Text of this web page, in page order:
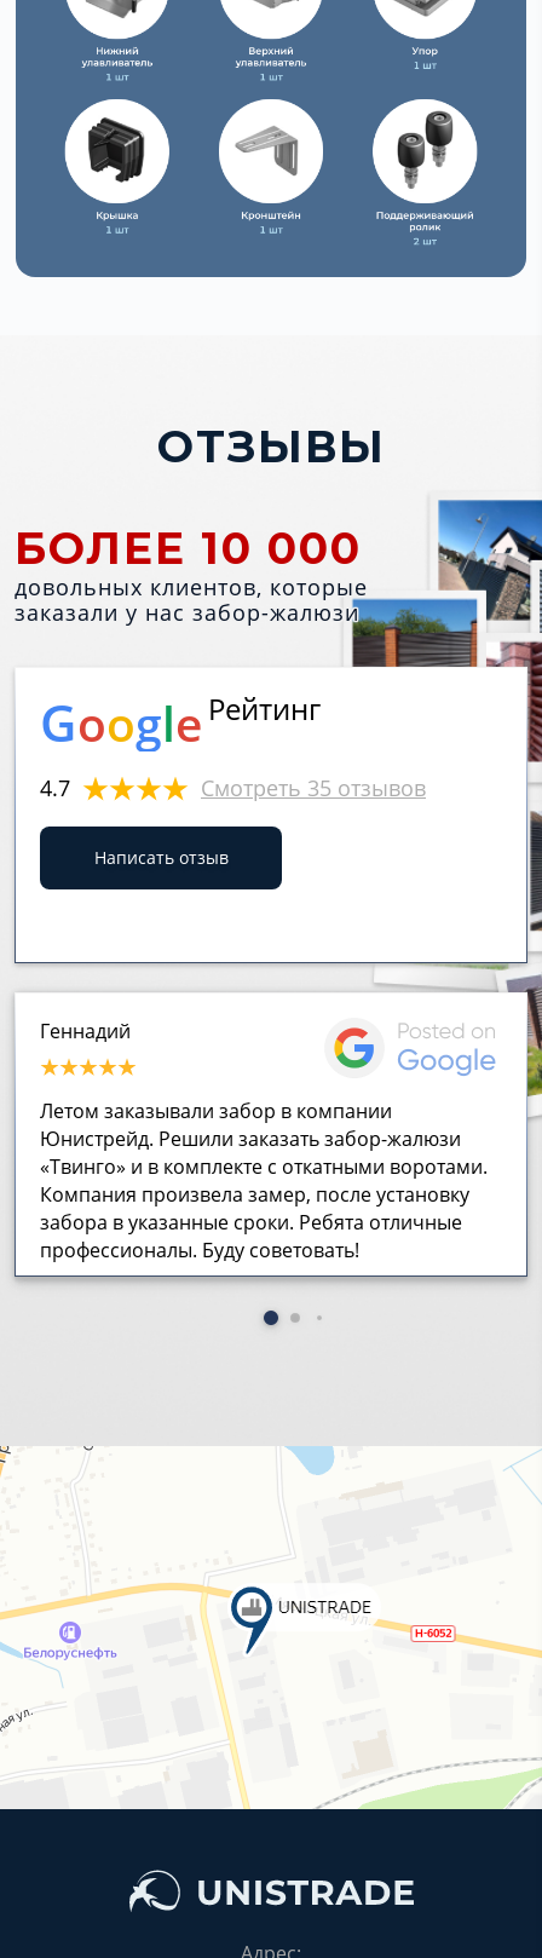
ОТЗЫВЫ
БОЛЕЕ 10 000
довольных клиентов, которые
заказали у нас забор-жалюзи
Google Рейтинг
4.7 Смотреть 35 отзывов
Написать отзыв
Геннадий
Летом заказывали забор в компании
Юнистрейд. Решили заказать забор-жалюзи
«Твинго» и в комплекте с откатными воротами.
Компания произвела замер, после установку
забора в указанные сроки. Ребята отличные
профессионалы. Буду советовать!